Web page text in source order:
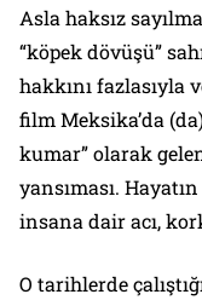
Asla haksız
“köpek dövüşü”
hakkını fazlasıyla
film Meksika’da
kumar” olarak
yansıması.
insana dair acı,
O tarihlerde